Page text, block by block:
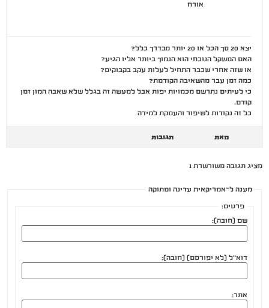
אורח
יצא 20 סך הכל או 20 יותר מבדרך כלל?
האם המשקל הנוכחי הוא הנמוך ביותר אליו הגיע?
או שזה אחרי שכבר התחיל לעלות עקב בקבוקים?
כמה זמן עבר מהשאיבה הקודמת?
כי לעיתים נתרשם מכמויות יפות אבל למעשה זה בגלל שלא שאבה המון זמן
קודם.
כל זה נקודות לשיפור והעמקת למידה
מאת תגובות
מציג תגובה משורשרת 1
מענה ל־אמריקאית עדינה ומתוקה
פרטים:
שם (חובה):
דוא"ל (לא יפורסם) (חובה):
אתר: